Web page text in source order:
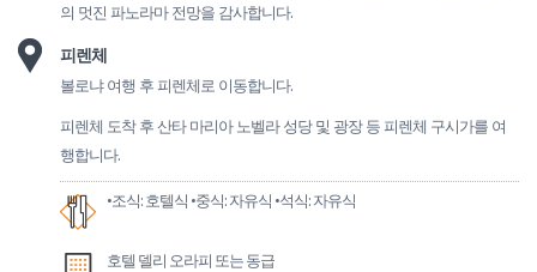
의 멋진 파노라마 전망을 감사합니다.
피렌체
볼로냐 여행 후 피렌체로 이동합니다.
피렌체 도착 후 산타 마리아 노벨라 성당 및 광장 등 피렌체 구시가를 여
행합니다.
•조식: 호텔식 •중식: 자유식 •석식: 자유식
호텔 델리 오라피 또는 동급